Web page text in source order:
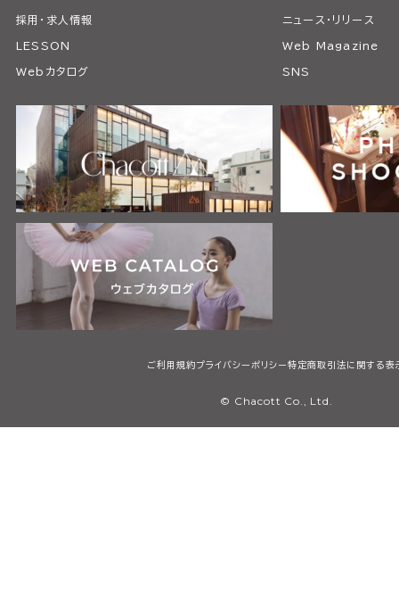
採用・求人情報 ニュース・リリース
LESSON Web Magazine
Webカタログ SNS
ご利用規約プライバシーポリシー特定商取引法に関する表
© Chacott Co., Ltd.